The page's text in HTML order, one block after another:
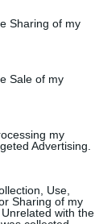
Sharing of my
Sale of my
my
Advertising.
Use,
Sharing of my
with the